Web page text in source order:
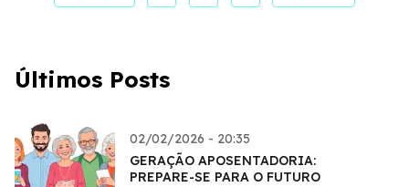
Últimos Posts
02/02/2026 - 20:35
GERAÇÃO APOSENTADORIA:
PREPARE-SE PARA O FUTURO